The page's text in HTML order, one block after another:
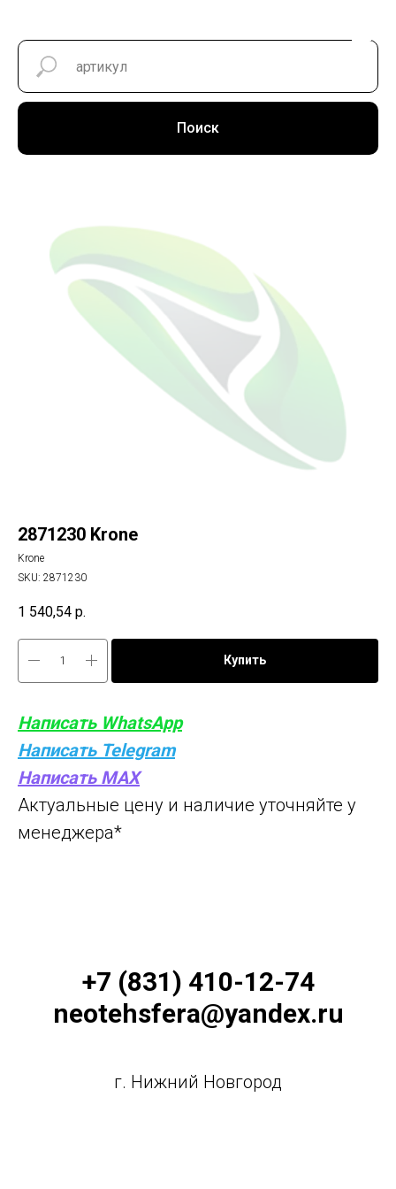
Поиск
2871230 Krone
Krone
SKU: 2871230
1 540,54 р.
Купить
Написать WhatsApp
Написать Telegram
Написать MAX
Актуальные цену и наличие уточняйте у
менеджера*
+7 (831) 410-12-74
neotehsfera@yandex.ru
г. Нижний Новгород